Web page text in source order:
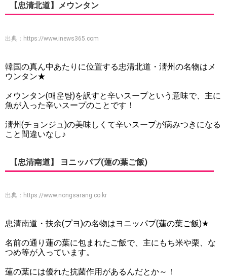
【忠清北道】メウンタン
出典： https://www.inews365.com
韓国の真ん中あたりに位置する忠清北道・淸州の名物はメ
ウンタン★
メウンタン(매운탕)を訳すと辛いスープという意味で、主に
魚が入った辛いスープのことです！
淸州(チョンジュ)の美味しくて辛いスープが病みつきになる
こと間違いなし♪
【忠清南道】 ヨニッパプ(蓮の葉ご飯)
出典： https://www.nongsarang.co.kr
忠清南道・扶余(プヨ)の名物はヨニッパプ(蓮の葉ご飯)★
名前の通り蓮の葉に包まれたご飯で、主にもち米や栗、な
つめ等が入っています。
蓮の葉には優れた抗菌作用があるんだとか～！